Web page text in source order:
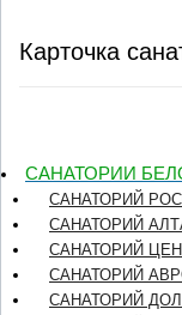
Карточка
САНАТОРИИ
САНАТОРИЙ
САНАТОРИЙ
САНАТОРИЙ
САНАТОРИЙ
САНАТОРИЙ